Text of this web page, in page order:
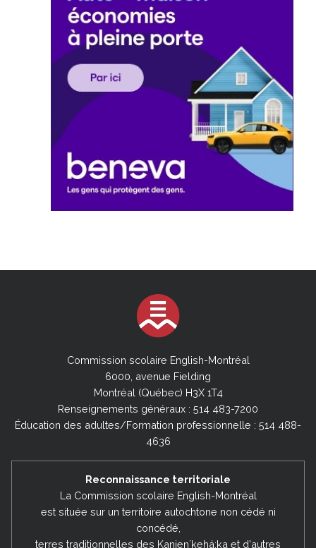
Commission scolaire English-Montréal
6000, avenue Fielding
Montréal (Québec) H3X 1T4
Renseignements généraux : 514 483-7200
Éducation des adultes/Formation professionnelle : 514 488-
4636
Reconnaissance territoriale
La Commission scolaire English-Montréal
est située sur un territoire autochtone non cédé ni
concédé,
terres traditionnelles des Kanienʼkehá:ka et d'autres